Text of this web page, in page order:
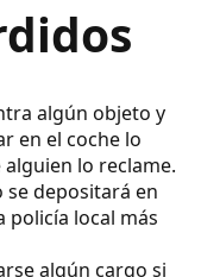
algún objeto y
en el coche lo
lo reclame.
depositará en
policía local más
algún cargo si